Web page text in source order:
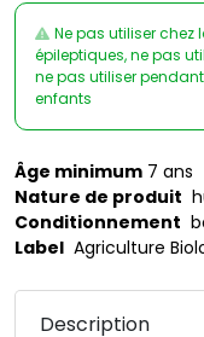
Ne pas utiliser chez
épileptiques, ne pas
ne pas utiliser
enfants
Âge minimum 7 ans
Nature de produit
Conditionnement
Label Agriculture
Description